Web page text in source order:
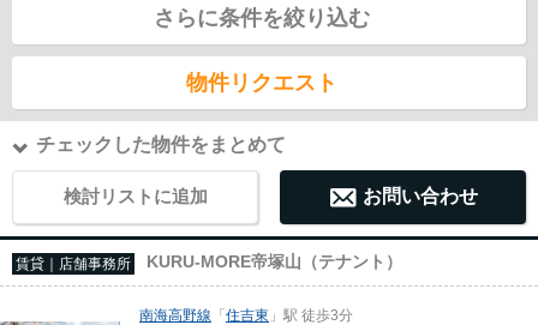
さらに条件を絞り込む
物件リクエスト
チェックした物件をまとめて
検討リストに追加 お問い合わせ
賃貸｜店舗事務所 KURU-MORE帝塚山（テナント）
南海高野線 「住吉東 」駅 徒歩3分